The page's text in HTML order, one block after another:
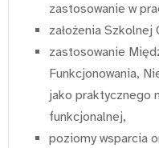
zastosowanie w
założenia Szkolnej
zastosowanie
Funkcjonowania,
jako praktycznego
funkcjonalnej,
poziomy wsparcia